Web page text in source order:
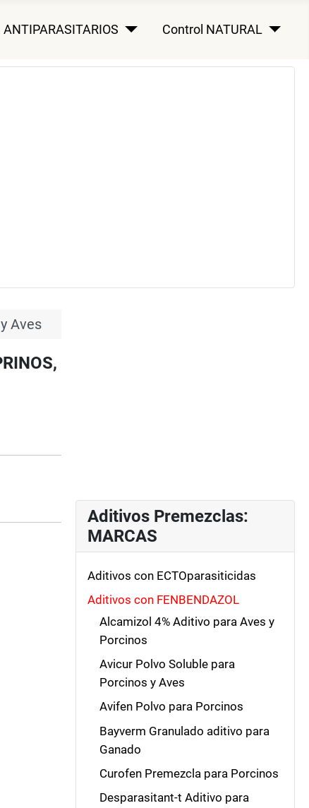
ANTIPARASITARIOS Control NATURAL
Aves
Aditivos Premezclas:
MARCAS
Aditivos con ECTOparasiticidas
Aditivos con FENBENDAZOL
Alcamizol 4% Aditivo para Aves y
Porcinos
Avicur Polvo Soluble para
Porcinos y Aves
Avifen Polvo para Porcinos
Bayverm Granulado aditivo para
Ganado
Curofen Premezcla para Porcinos
Desparasitant-t Aditivo para